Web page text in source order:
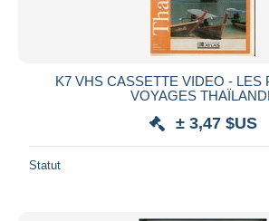
K7 VHS CASSETTE VIDEO - LES
VOYAGES
± 3,47 $US
Statut